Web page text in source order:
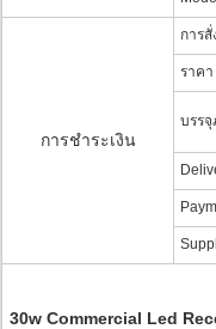
การชำระเงิน
การ
ราคา
บรร
30w Commercial Led